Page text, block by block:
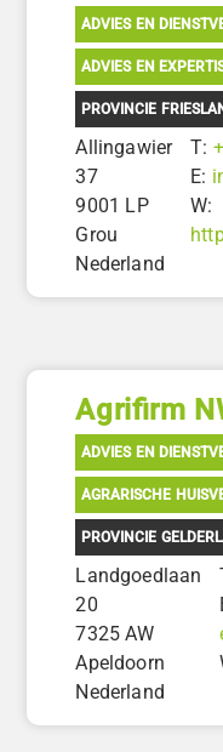
ADVIES EN
ADVIES EN
PROVINCIE
Allingawier
37
9001 LP
Grou
Nederland
T:
E:
W:
Agrifirm
ADVIES EN
AGRARISCHE
PROVINCIE
Landgoedlaan
20
7325 AW
Apeldoorn
Nederland